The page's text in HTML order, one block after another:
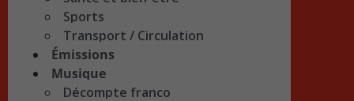
Sports
Transport / Circulation
Émissions
Musique
Décompte franco